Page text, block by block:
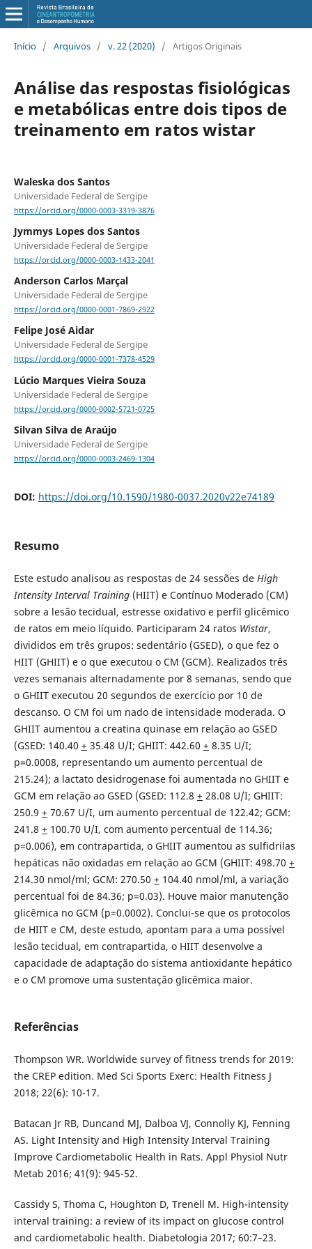
Início / Arquivos / v. 22 (2020) / Artigos Originais
Análise das respostas fisiológicas
e metabólicas entre dois tipos de
treinamento em ratos wistar
Waleska dos Santos
Universidade Federal de Sergipe
https://orcid.org/0000-0003-3319-3876
Jymmys Lopes dos Santos
Universidade Federal de Sergipe
https://orcid.org/0000-0003-1433-2041
Anderson Carlos Marçal
Universidade Federal de Sergipe
https://orcid.org/0000-0001-7869-2922
Felipe José Aidar
Universidade Federal de Sergipe
https://orcid.org/0000-0001-7378-4529
Lúcio Marques Vieira Souza
Universidade Federal de Sergipe
https://orcid.org/0000-0002-5721-0725
Silvan Silva de Araújo
Universidade Federal de Sergipe
https://orcid.org/0000-0003-2469-1304
DOI: https://doi.org/10.1590/1980-0037.2020v22e74189
Resumo
Este estudo analisou as respostas de 24 sessões de High
Intensity Interval Training(HIIT) e Contínuo Moderado (CM)
sobre a lesão tecidual, estresse oxidativo e perfil glicêmico
de ratos em meio líquido. Participaram 24 ratos Wistar,
divididos em três grupos: sedentário (GSED), o que fez o
HIIT (GHIIT) e o que executou o CM (GCM). Realizados três
vezes semanais alternadamente por 8 semanas, sendo que
o GHIIT executou 20 segundos de exercício por 10 de
descanso. O CM foi um nado de intensidade moderada. O
GHIIT aumentou a creatina quinase em relação ao GSED
(GSED: 140.40 + 35.48 U/I; GHIIT: 442.60 + 8.35 U/I;
p=0.0008, representando um aumento percentual de
215.24); a lactato desidrogenase foi aumentada no GHIIT e
GCM em relação ao GSED (GSED: 112.8 + 28.08 U/I; GHIIT:
250.9 + 70.67 U/I, um aumento percentual de 122.42; GCM:
241.8 + 100.70 U/I, com aumento percentual de 114.36;
p=0.006), em contrapartida, o GHIIT aumentou as sulfidrilas
hepáticas não oxidadas em relação ao GCM (GHIIT: 498.70 +
214.30 nmol/ml; GCM: 270.50 + 104.40 nmol/ml, a variação
percentual foi de 84.36; p=0.03). Houve maior manutenção
glicêmica no GCM (p=0.0002). Conclui-se que os protocolos
de HIIT e CM, deste estudo, apontam para a uma possível
lesão tecidual, em contrapartida, o HIIT desenvolve a
capacidade de adaptação do sistema antioxidante hepático
e o CM promove uma sustentação glicêmica maior.
Referências
Thompson WR. Worldwide survey of fitness trends for 2019:
the CREP edition. Med Sci Sports Exerc: Health Fitness J
2018; 22(6): 10-17.
Batacan Jr RB, Duncand MJ, Dalboa VJ, Connolly KJ, Fenning
AS. Light Intensity and High Intensity Interval Training
Improve Cardiometabolic Health in Rats. Appl Physiol Nutr
Metab 2016; 41(9): 945-52.
Cassidy S, Thoma C, Houghton D, Trenell M. High-intensity
interval training: a review of its impact on glucose control
and cardiometabolic health. Diabetologia 2017; 60:7–23.